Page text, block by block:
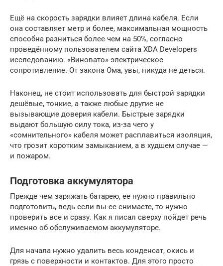
Ещё на скорость зарядки влияет длина кабеля. Если
она составляет метр и более, максимальная мощность
способна разниться более чем на 50%, согласно
проведённому пользователем сайта XDA Developers
исследованию. «Виновато» электрическое
сопротивление. От закона Ома, увы, никуда не деться.
Наконец, не стоит использовать для быстрой зарядки
дешёвые, тонкие, а также любые другие не
вызывающие доверия кабели. Быстрые зарядки
выдают большую силу тока, из-за чего у
«сомнительного» кабеля может расплавиться изоляция,
что грозит коротким замыканием, а в худшем случае —
и пожаром.
Подготовка аккумулятора
Прежде чем заряжать батарею, ее нужно правильно
подготовить, ведь если вы ее снимаете, то нужно
проверить все и сразу. Как я писал сверху пойдет речь
именно об обслуживаемом аккумуляторе.
Для начала нужно удалить весь конденсат, окись и
грязь с поверхности и контактов. Для этого просто